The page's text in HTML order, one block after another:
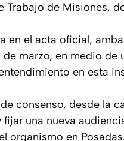
Trabajo de Misiones,
en el acta oficial,
de marzo, en medio
en esta
consenso, desde la
una nueva
organismo en Posadas.